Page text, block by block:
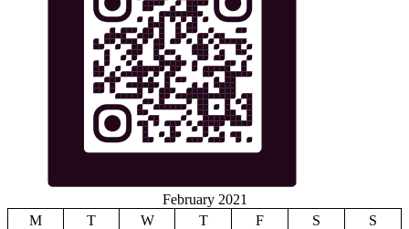
February 2021
M
T W T F S
S